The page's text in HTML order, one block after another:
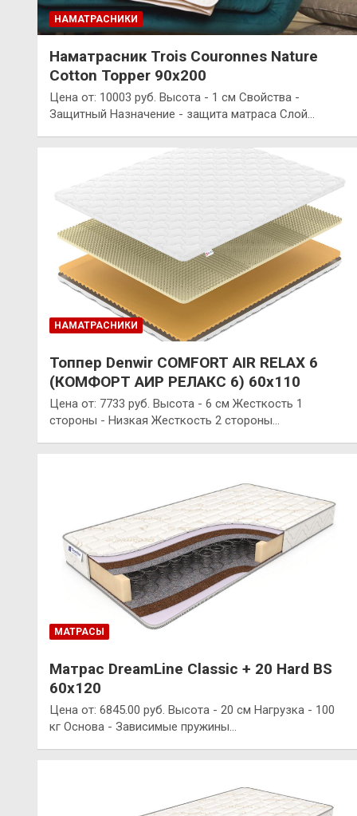
НАМАТРАСНИКИ
Наматрасник Trois Couronnes Nature
Cotton Topper 90х200
Цена от: 10003 руб. Высота - 1 см Свойства -
Защитный Назначение - защита матраса Слой…
НАМАТРАСНИКИ
Топпер Denwir COMFORT AIR RELAX 6
(КОМФОРТ АИР РЕЛАКС 6) 60х110
Цена от: 7733 руб. Высота - 6 см Жесткость 1
стороны - Низкая Жесткость 2 стороны…
МАТРАСЫ
Матрас DreamLine Classic + 20 Hard BS
60х120
Цена от: 6845.00 руб. Высота - 20 см Нагрузка - 100
кг Основа - Зависимые пружины…